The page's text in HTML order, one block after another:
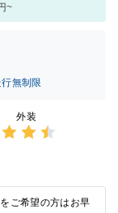
~
無制限
外装
ご希望の方はお早